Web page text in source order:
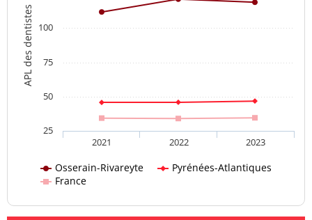
APL des dentistes
Osserain-Rivareyte
Pyrénées-Atlantiques
France
2021 2022 2023
25
50
75
100